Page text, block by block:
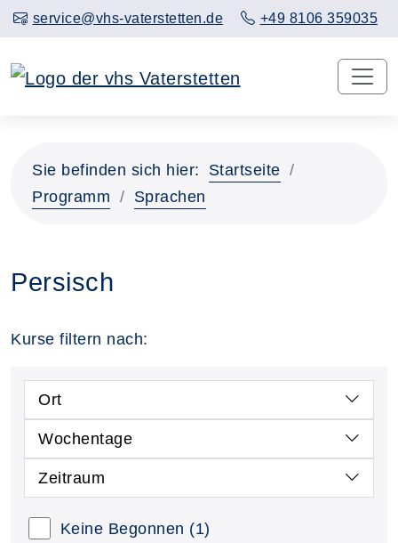
service@vhs-vaterstetten.de +49 8106 359035
Sie befinden sich hier:
Startseite
Programm
Sprachen
Persisch
Kurse filtern nach:
Ort
Wochentage
Zeitraum
Keine Begonnen (1)